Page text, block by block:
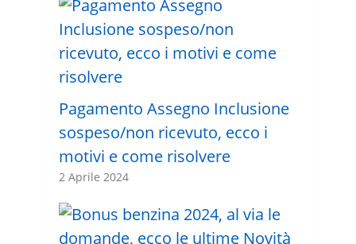
Pagamento Assegno Inclusione
sospeso/non ricevuto, ecco i
motivi e come risolvere
2 Aprile 2024